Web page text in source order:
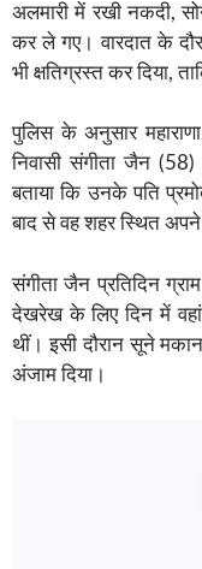
अलमारी में रखी नकदी,
कर ले गए। वारदात के
भी क्षतिग्रस्त कर दिया,
पुलिस के अनुसार
निवासी संगीता जैन
बताया कि उनके पति
बाद से वह शहर स्थित अपने
संगीता जैन प्रतिदिन
देखरेख के लिए दिन में
थीं। इसी दौरान सूने
अंजाम दिया।